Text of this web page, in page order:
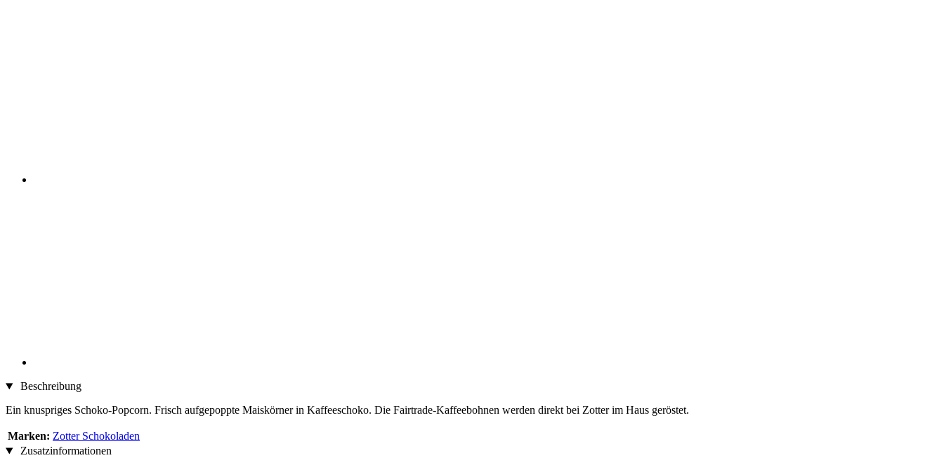
Beschreibung
Ein knuspriges Schoko-Popcorn. Frisch aufgepoppte Maiskörner in Kaffeeschoko. Die Fairtrade-Kaffeebohnen werden direkt bei Zotter im Haus geröstet.
Marken: Zotter Schokoladen
Zusatzinformationen